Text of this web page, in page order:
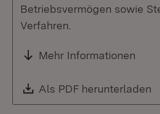
Betriebsvermögen sowie
Verfahren.
Mehr Informationen
Download:
Als PDF herunterladen